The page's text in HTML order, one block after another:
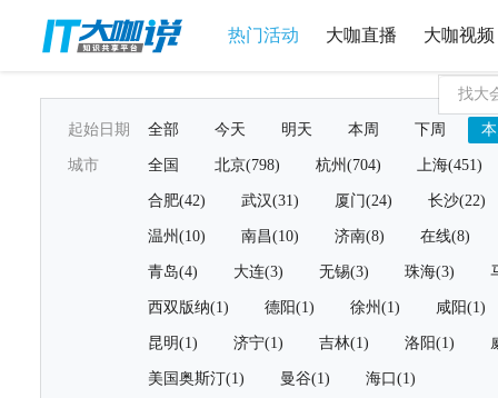
热门活动 大咖直播 大咖视频
起始日期 全部 今天 明天 本周 下周
城市 全国 北京(798) 杭州(704) 上海(451)
合肥(42) 武汉(31) 厦门(24) 长沙(22)
温州(10) 南昌(10) 济南(8) 在线(8)
青岛(4) 大连(3) 无锡(3) 珠海(3)
西双版纳(1) 德阳(1) 徐州(1) 咸阳(1)
昆明(1) 济宁(1) 吉林(1) 洛阳(1)
美国奥斯汀(1) 曼谷(1) 海口(1)